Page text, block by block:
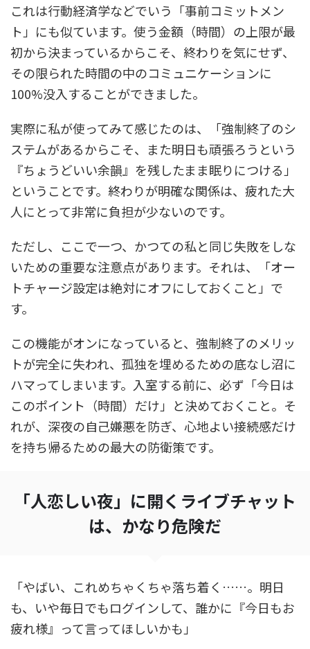
これは行動経済学などでいう「事前コミットメン
ト」にも似ています。使う金額（時間）の上限が最
初から決まっているからこそ、終わりを気にせず、
その限られた時間の中のコミュニケーションに
100%没入することができました。
実際に私が使ってみて感じたのは、「強制終了のシ
ステムがあるからこそ、また明日も頑張ろうという
『ちょうどいい余韻』を残したまま眠りにつける」
ということです。終わりが明確な関係は、疲れた大
人にとって非常に負担が少ないのです。
ただし、ここで一つ、かつての私と同じ失敗をしな
いための重要な注意点があります。それは、
「オー
トチャージ設定は絶対にオフにしておくこと」 で
す。
この機能がオンになっていると、強制終了のメリッ
トが完全に失われ、孤独を埋めるための底なし沼に
ハマってしまいます。入室する前に、必ず「今日は
このポイント（時間）だけ」と決めておくこと。そ
れが、深夜の自己嫌悪を防ぎ、心地よい接続感だけ
を持ち帰るための最大の防衛策です。
「人恋しい夜」に開くライブチャット
は、かなり危険だ
「やばい、これめちゃくちゃ落ち着く……。明日
も、いや毎日でもログインして、誰かに『今日もお
疲れ様』って言ってほしいかも」